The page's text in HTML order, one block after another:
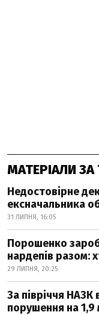
МАТЕРІАЛИ
Недостовірне
ексначальника
31 ЛИПНЯ, 16:05
Порошенко
нардепів разом:
29 ЛИПНЯ, 20:25
За півріччя НАЗК
порушення на 1,9